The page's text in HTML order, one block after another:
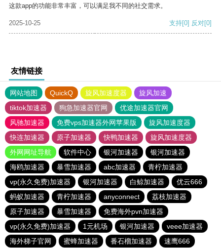
这款app的功能非常丰富，可以满足我不同的社交需求。
2025-10-25 支持[0] 反对[0]
友情链接
网站地图 QuickQ 旋风加速度器
旋风加速
tiktok加速器
狗急加速器官网
优途加速器官网
风驰加速器
免费vps加速器外网苹果版
旋风加速度器
快连加速器
原子加速器 快鸭加速器
旋风加速度器
外网网址导航
软件中心 银河加速器
银河加速器
海鸥加速器
暴雪加速器 abc加速器
青柠加速器
vp(永久免费)加速器
银河加速器 白鲸加速器
优云666
蚂蚁加速器
青柠加速器 anyconnect
荔枝加速器
原子加速器
暴雪加速器
免费海外pvn加速器
vp(永久免费)加速器
1元机场 银河加速器
veee加速器
海外梯子官网
蜜蜂加速器 番石榴加速器 速鹰666